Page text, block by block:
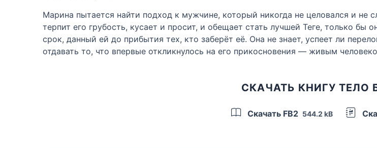
Марина пытается найти подход к мужчине, который никогда не целовался и
терпит его грубость, кусает и просит, и обещает стать лучшей Теге, только
срок, данный ей до прибытия тех, кто заберёт её. Она не знает, успеет ли
отдавать то, что впервые откликнулось на его прикосновения — живым
СКАЧАТЬ КНИГУ ТЕЛО
Скачать FB2 544.2 kB